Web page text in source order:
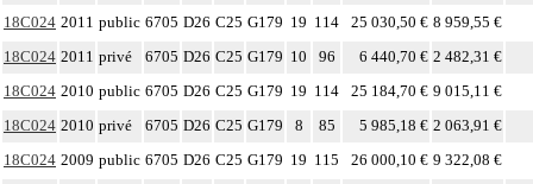
18C024 2011 public 6705 D26 C25 G179 19 114 25 030,50 € 8 959,55 €
18C024 2011 privé 6705 D26 C25 G179 10 96 6 440,70 € 2 482,31 €
18C024 2010 public 6705 D26 C25 G179 19 114 25 184,70 € 9 015,11 €
18C024 2010 privé 6705 D26 C25 G179 8 85 5 985,18 € 2 063,91 €
18C024 2009 public 6705 D26 C25 G179 19 115 26 000,10 € 9 322,08 €